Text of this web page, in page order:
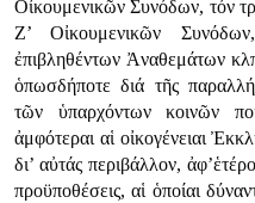
Οἰκουμενικῶν Συνόδων, τόν
Ζ’ Οἰκουμενικῶν
ἐπιβληθέντων Ἀναθεμάτων
ὁπωσδήποτε διά τῆς
τῶν ὑπαρχόντων κοινῶν
ἀμφότεραι αἱ οἰκογένειαι
δι’ αὐτάς περιβάλλον,
προϋποθέσεις, αἱ ὁποίαι